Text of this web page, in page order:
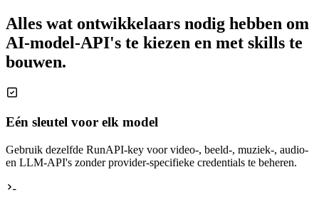
Alles wat ontwikkelaars nodig hebben om
AI-model-API's te kiezen en met skills te
bouwen.
Eén sleutel voor elk model
Gebruik dezelfde RunAPI-key voor video-, beeld-, muziek-, audio-
en LLM-API's zonder provider-specifieke credentials te beheren.